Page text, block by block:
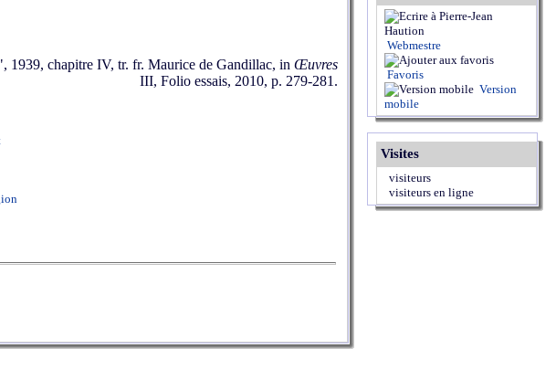
1939, chapitre IV, tr. fr. Maurice de Gandillac, in Œuvres
III, Folio essais, 2010, p. 279-281.
Webmestre
Favoris
Version
mobile
Visites
visiteurs
visiteurs en ligne